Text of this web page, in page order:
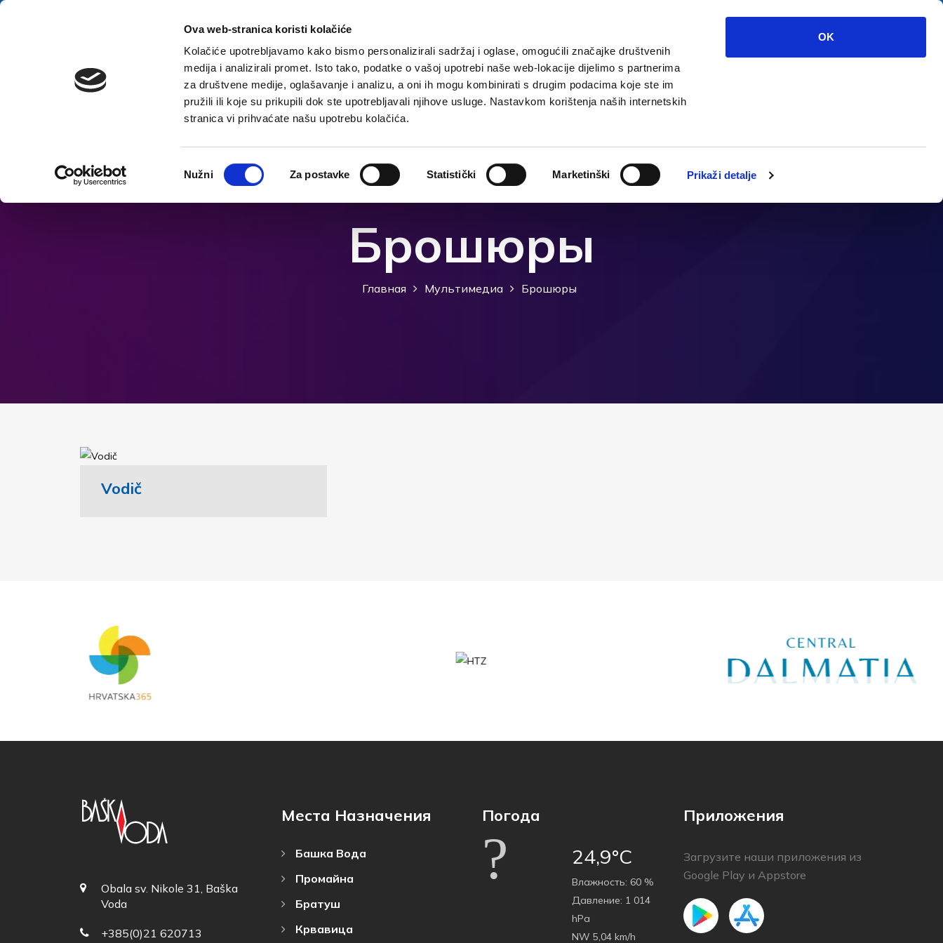
Ova web-stranica koristi kolačiće
Kolačiće upotrebljavamo kako bismo personalizirali sadržaj i oglase, omogućili značajke društvenih
medija i analizirali promet. Isto tako, podatke o vašoj upotrebi naše web-lokacije dijelimo s partnerima
za društvene medije, oglašavanje i analizu, a oni ih mogu kombinirati s drugim podacima koje ste im
pružili ili koje su prikupili dok ste upotrebljavali njihove usluge. Nastavkom korištenja naših internetskih
stranica vi prihvaćate našu upotrebu kolačića.
pristanka
Nužni Za postavke Statistički Marketinški Prikaži detalje
OK
перейти к содержанию
Домой Назначения Размещение Чем заняться? Что посмотреть?
Брошюры
Главная Мультимедиа Брошюры
Vodič
Obala sv. Nikole 31, Baška
Voda
+385(0)21 620713
Места Назначения
Башка Bода
Промайна
Братуш
Крвавица
Погода
24,9°C
Bлажность: 60 %
Давление: 1 014
hPa
NW 5,04 km/h
Приложения
Загрузите наши приложения из
Google Play и Appstore